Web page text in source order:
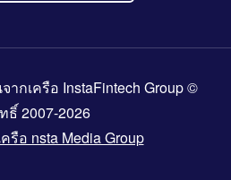
ากเครือ InstaFintech Group ©
ธิ์ 2007-2026
ครือ nsta Media Group